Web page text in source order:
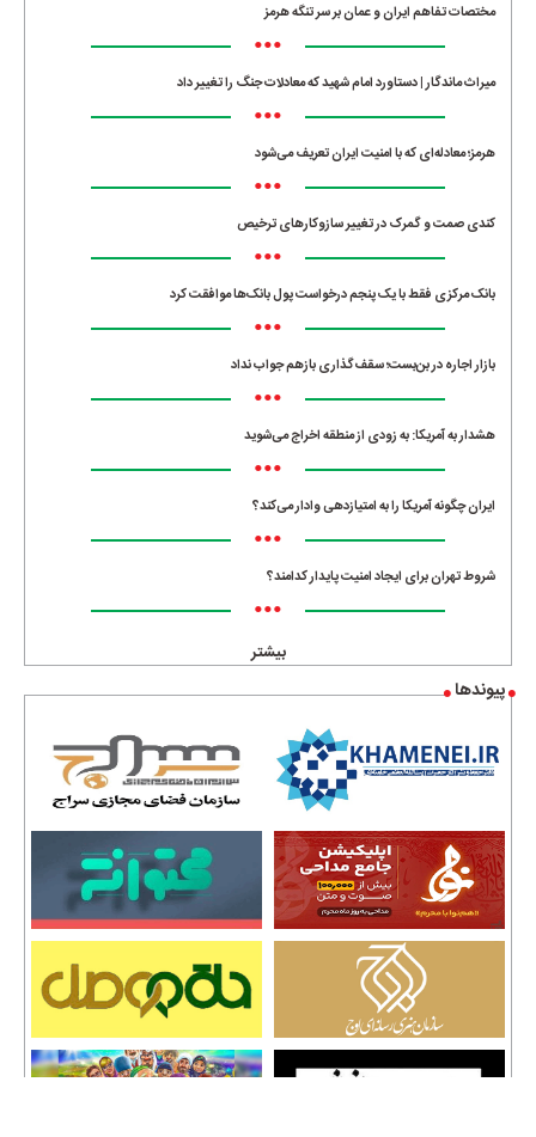
مختصات تفاهم ایران و عمان بر سر تنگه هرمز
•••
میراث ماندگار | دستاورد امام شهید که معادلات جنگ را تغییر داد
•••
هرمز؛ معادله‌ای که با امنیت ایران تعریف می‌شود
•••
کندی صمت و گمرک در تغییر سازوکارهای ترخیص
•••
بانک مرکزی فقط با یک‌ پنجم درخواست پول بانک‌ها موافقت کرد
•••
بازار اجاره در بن‌بست؛ سقف‌گذاری بازهم جواب نداد
•••
هشدار به آمریکا: به زودی از منطقه اخراج می‌شوید
•••
ایران چگونه آمریکا را به امتیازدهی وادار می‌کند؟
•••
شروط تهران برای ایجاد امنیت پایدار کدامند؟
•••
بیشتر
پیوندها